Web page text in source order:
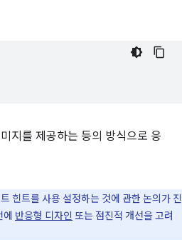
지를 제공하는 등의 방식으로 응
힌트를 사용 설정하는 것에 관한 논의가 진
에 반응형 디자인 또는 점진적 개선을 고려